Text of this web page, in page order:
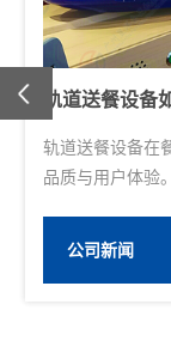
轨道送餐设备
轨道送餐设备作
局直接关系到设
公司新闻